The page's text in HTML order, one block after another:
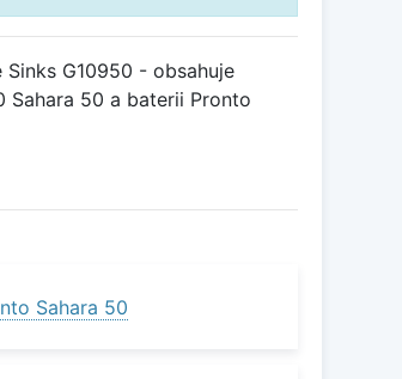
G10950 - obsahuje
50 a baterii Pronto
Sahara 50